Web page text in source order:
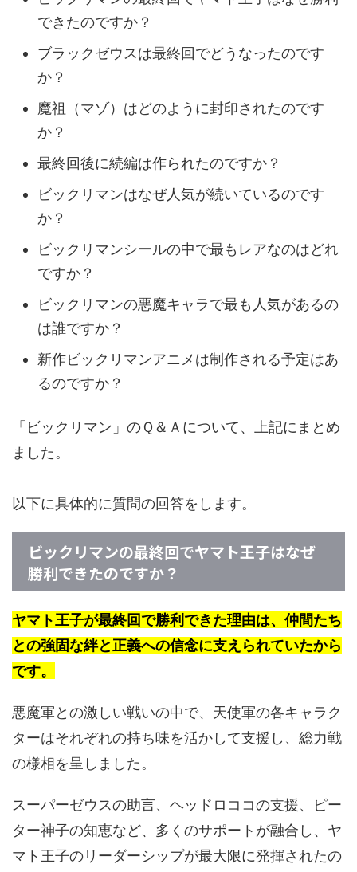
できたのですか？
ブラックゼウスは最終回でどうなったのです
か？
魔祖（マゾ）はどのように封印されたのです
か？
最終回後に続編は作られたのですか？
ビックリマンはなぜ人気が続いているのです
か？
ビックリマンシールの中で最もレアなのはどれ
ですか？
ビックリマンの悪魔キャラで最も人気があるの
は誰ですか？
新作ビックリマンアニメは制作される予定はあ
るのですか？
「ビックリマン」のＱ＆Ａについて、上記にまとめ
ました。
以下に具体的に質問の回答をします。
ビックリマンの最終回でヤマト王子はなぜ
勝利できたのですか？
ヤマト王子が最終回で勝利できた理由は、仲間たち
との強固な絆と正義への信念に支えられていたから
です。
悪魔軍との激しい戦いの中で、天使軍の各キャラク
ターはそれぞれの持ち味を活かして支援し、総力戦
の様相を呈しました。
スーパーゼウスの助言、ヘッドロココの支援、ピー
ター神子の知恵など、多くのサポートが融合し、ヤ
マト王子のリーダーシップが最大限に発揮されたの